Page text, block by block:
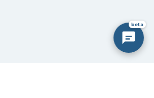
beta